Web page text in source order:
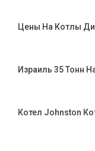
Цены На Котлы
Израиль 35 Тонн
Котел Johnston